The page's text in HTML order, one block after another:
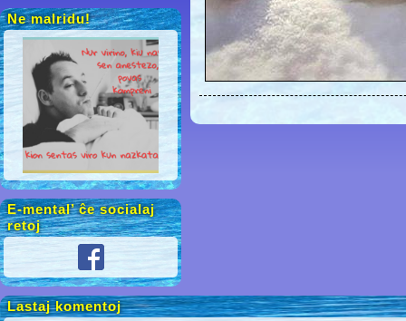
Ne malridu!
E-mental’ ĉe socialaj
retoj
Lastaj komentoj